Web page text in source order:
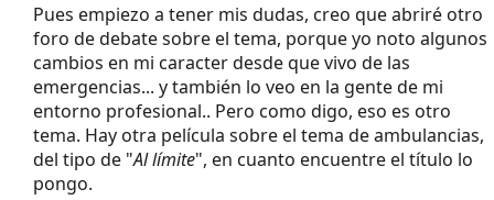
Pues empiezo a tener mis dudas, creo que abriré otro
foro de debate sobre el tema, porque yo noto algunos
cambios en mi caracter desde que vivo de las
emergencias... y también lo veo en la gente de mi
entorno profesional.. Pero como digo, eso es otro
tema. Hay otra película sobre el tema de ambulancias,
del tipo de "Al límite", en cuanto encuentre el título lo
pongo.